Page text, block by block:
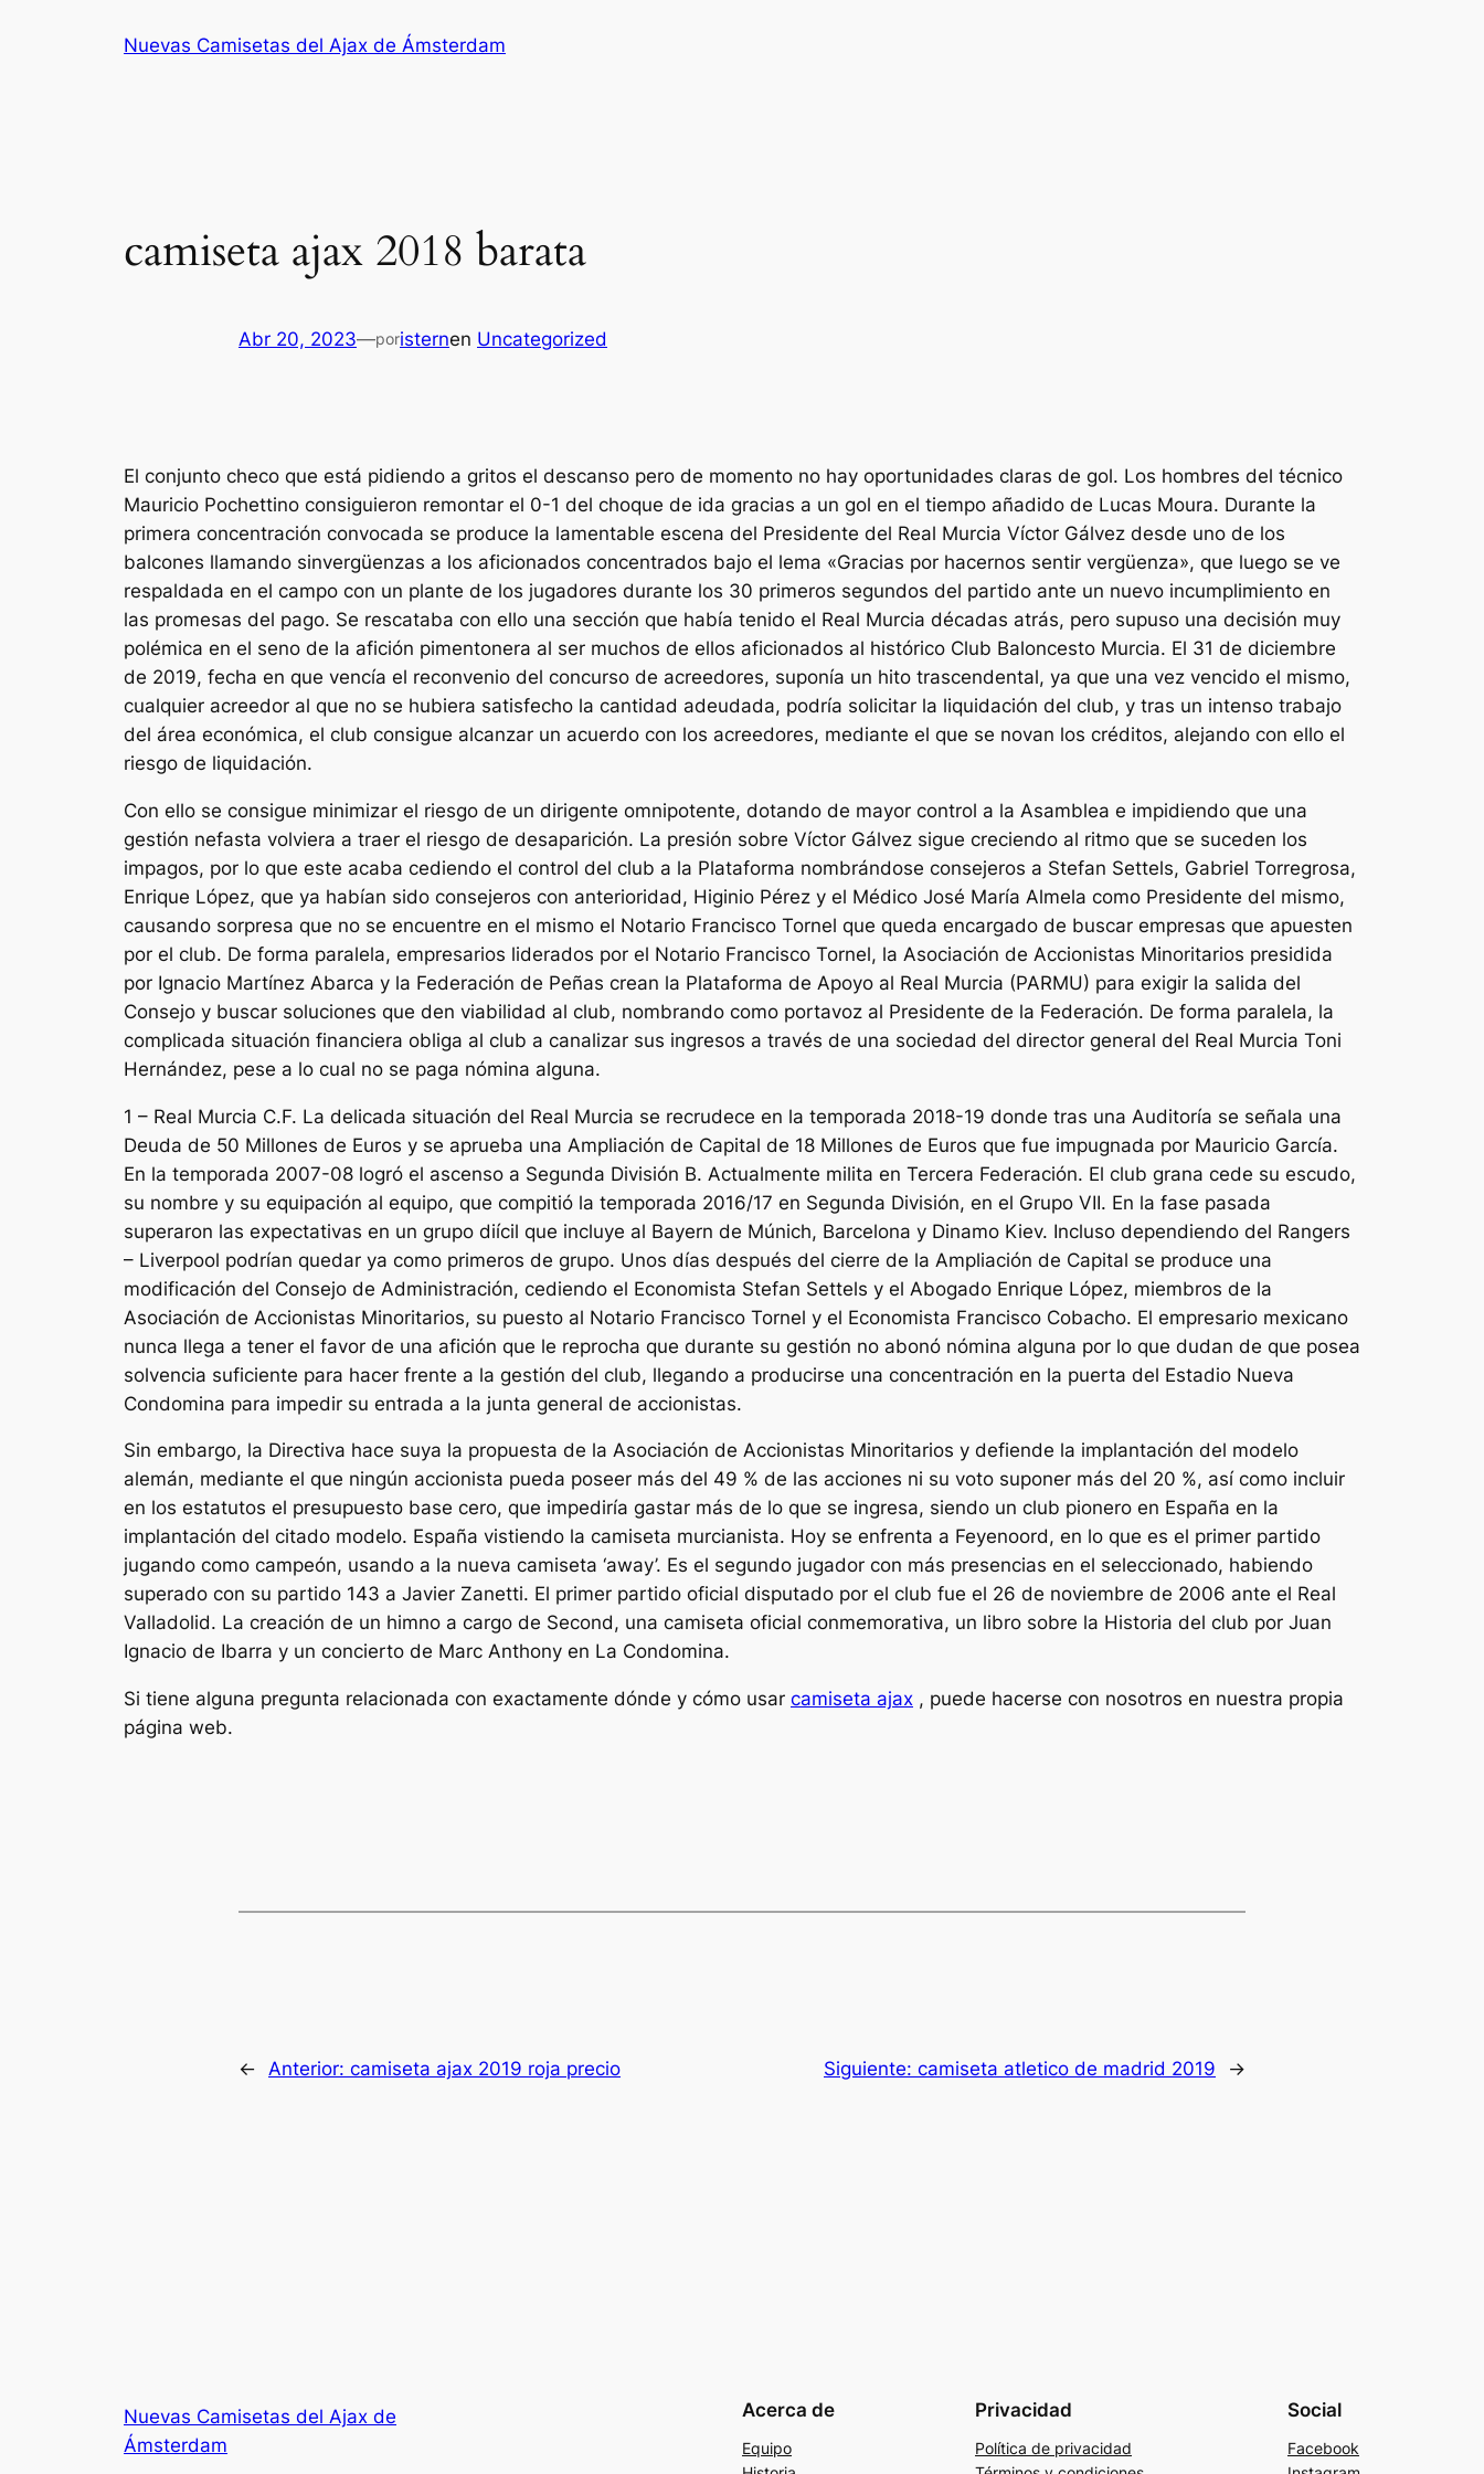
Nuevas Camisetas del Ajax de Ámsterdam
camiseta ajax 2018 barata
Abr 20, 2023—poristernen Uncategorized
El conjunto checo que está pidiendo a gritos el descanso pero de momento no hay oportunidades claras de gol. Los hombres del técnico
Mauricio Pochettino consiguieron remontar el 0-1 del choque de ida gracias a un gol en el tiempo añadido de Lucas Moura. Durante la
primera concentración convocada se produce la lamentable escena del Presidente del Real Murcia Víctor Gálvez desde uno de los
balcones llamando sinvergüenzas a los aficionados concentrados bajo el lema «Gracias por hacernos sentir vergüenza», que luego se ve
respaldada en el campo con un plante de los jugadores durante los 30 primeros segundos del partido ante un nuevo incumplimiento en
las promesas del pago. Se rescataba con ello una sección que había tenido el Real Murcia décadas atrás, pero supuso una decisión muy
polémica en el seno de la afición pimentonera al ser muchos de ellos aficionados al histórico Club Baloncesto Murcia. El 31 de diciembre
de 2019, fecha en que vencía el reconvenio del concurso de acreedores, suponía un hito trascendental, ya que una vez vencido el mismo,
cualquier acreedor al que no se hubiera satisfecho la cantidad adeudada, podría solicitar la liquidación del club, y tras un intenso trabajo
del área económica, el club consigue alcanzar un acuerdo con los acreedores, mediante el que se novan los créditos, alejando con ello el
riesgo de liquidación.
Con ello se consigue minimizar el riesgo de un dirigente omnipotente, dotando de mayor control a la Asamblea e impidiendo que una
gestión nefasta volviera a traer el riesgo de desaparición. La presión sobre Víctor Gálvez sigue creciendo al ritmo que se suceden los
impagos, por lo que este acaba cediendo el control del club a la Plataforma nombrándose consejeros a Stefan Settels, Gabriel Torregrosa,
Enrique López, que ya habían sido consejeros con anterioridad, Higinio Pérez y el Médico José María Almela como Presidente del mismo,
causando sorpresa que no se encuentre en el mismo el Notario Francisco Tornel que queda encargado de buscar empresas que apuesten
por el club. De forma paralela, empresarios liderados por el Notario Francisco Tornel, la Asociación de Accionistas Minoritarios presidida
por Ignacio Martínez Abarca y la Federación de Peñas crean la Plataforma de Apoyo al Real Murcia (PARMU) para exigir la salida del
Consejo y buscar soluciones que den viabilidad al club, nombrando como portavoz al Presidente de la Federación. De forma paralela, la
complicada situación financiera obliga al club a canalizar sus ingresos a través de una sociedad del director general del Real Murcia Toni
Hernández, pese a lo cual no se paga nómina alguna.
1 – Real Murcia C.F. La delicada situación del Real Murcia se recrudece en la temporada 2018-19 donde tras una Auditoría se señala una
Deuda de 50 Millones de Euros y se aprueba una Ampliación de Capital de 18 Millones de Euros que fue impugnada por Mauricio García.
En la temporada 2007-08 logró el ascenso a Segunda División B. Actualmente milita en Tercera Federación. El club grana cede su escudo,
su nombre y su equipación al equipo, que compitió la temporada 2016/17 en Segunda División, en el Grupo VII. En la fase pasada
superaron las expectativas en un grupo diícil que incluye al Bayern de Múnich, Barcelona y Dinamo Kiev. Incluso dependiendo del Rangers
– Liverpool podrían quedar ya como primeros de grupo. Unos días después del cierre de la Ampliación de Capital se produce una
modificación del Consejo de Administración, cediendo el Economista Stefan Settels y el Abogado Enrique López, miembros de la
Asociación de Accionistas Minoritarios, su puesto al Notario Francisco Tornel y el Economista Francisco Cobacho. El empresario mexicano
nunca llega a tener el favor de una afición que le reprocha que durante su gestión no abonó nómina alguna por lo que dudan de que posea
solvencia suficiente para hacer frente a la gestión del club, llegando a producirse una concentración en la puerta del Estadio Nueva
Condomina para impedir su entrada a la junta general de accionistas.
Sin embargo, la Directiva hace suya la propuesta de la Asociación de Accionistas Minoritarios y defiende la implantación del modelo
alemán, mediante el que ningún accionista pueda poseer más del 49 % de las acciones ni su voto suponer más del 20 %, así como incluir
en los estatutos el presupuesto base cero, que impediría gastar más de lo que se ingresa, siendo un club pionero en España en la
implantación del citado modelo. España vistiendo la camiseta murcianista. Hoy se enfrenta a Feyenoord, en lo que es el primer partido
jugando como campeón, usando a la nueva camiseta ‘away’. Es el segundo jugador con más presencias en el seleccionado, habiendo
superado con su partido 143 a Javier Zanetti. El primer partido oficial disputado por el club fue el 26 de noviembre de 2006 ante el Real
Valladolid. La creación de un himno a cargo de Second, una camiseta oficial conmemorativa, un libro sobre la Historia del club por Juan
Ignacio de Ibarra y un concierto de Marc Anthony en La Condomina.
Si tiene alguna pregunta relacionada con exactamente dónde y cómo usar camiseta ajax , puede hacerse con nosotros en nuestra propia
página web.
← Anterior: camiseta ajax 2019 roja precio Siguiente: camiseta atletico de madrid 2019 →
Nuevas Camisetas del Ajax de
Ámsterdam
Acerca de
Equipo
Privacidad
Política de privacidad
Social
Facebook